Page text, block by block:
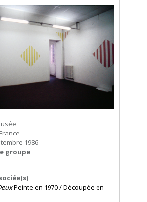
1986
groupe
Peinte en 1970 / Découpée en